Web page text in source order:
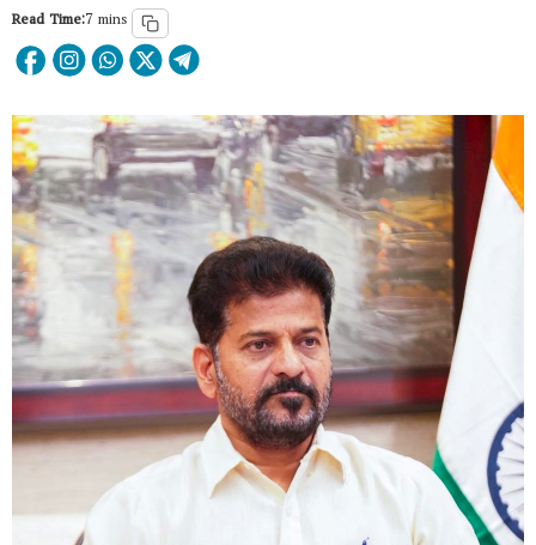
Read Time:7 mins